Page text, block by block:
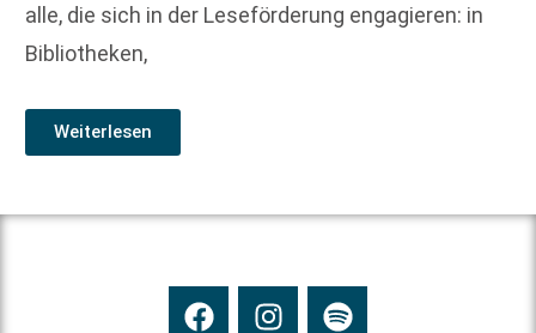
alle, die sich in der Leseförderung engagieren: in
Bibliotheken,
Weiterlesen